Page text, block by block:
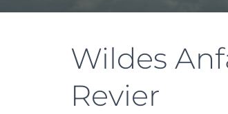
Wildes
Revier